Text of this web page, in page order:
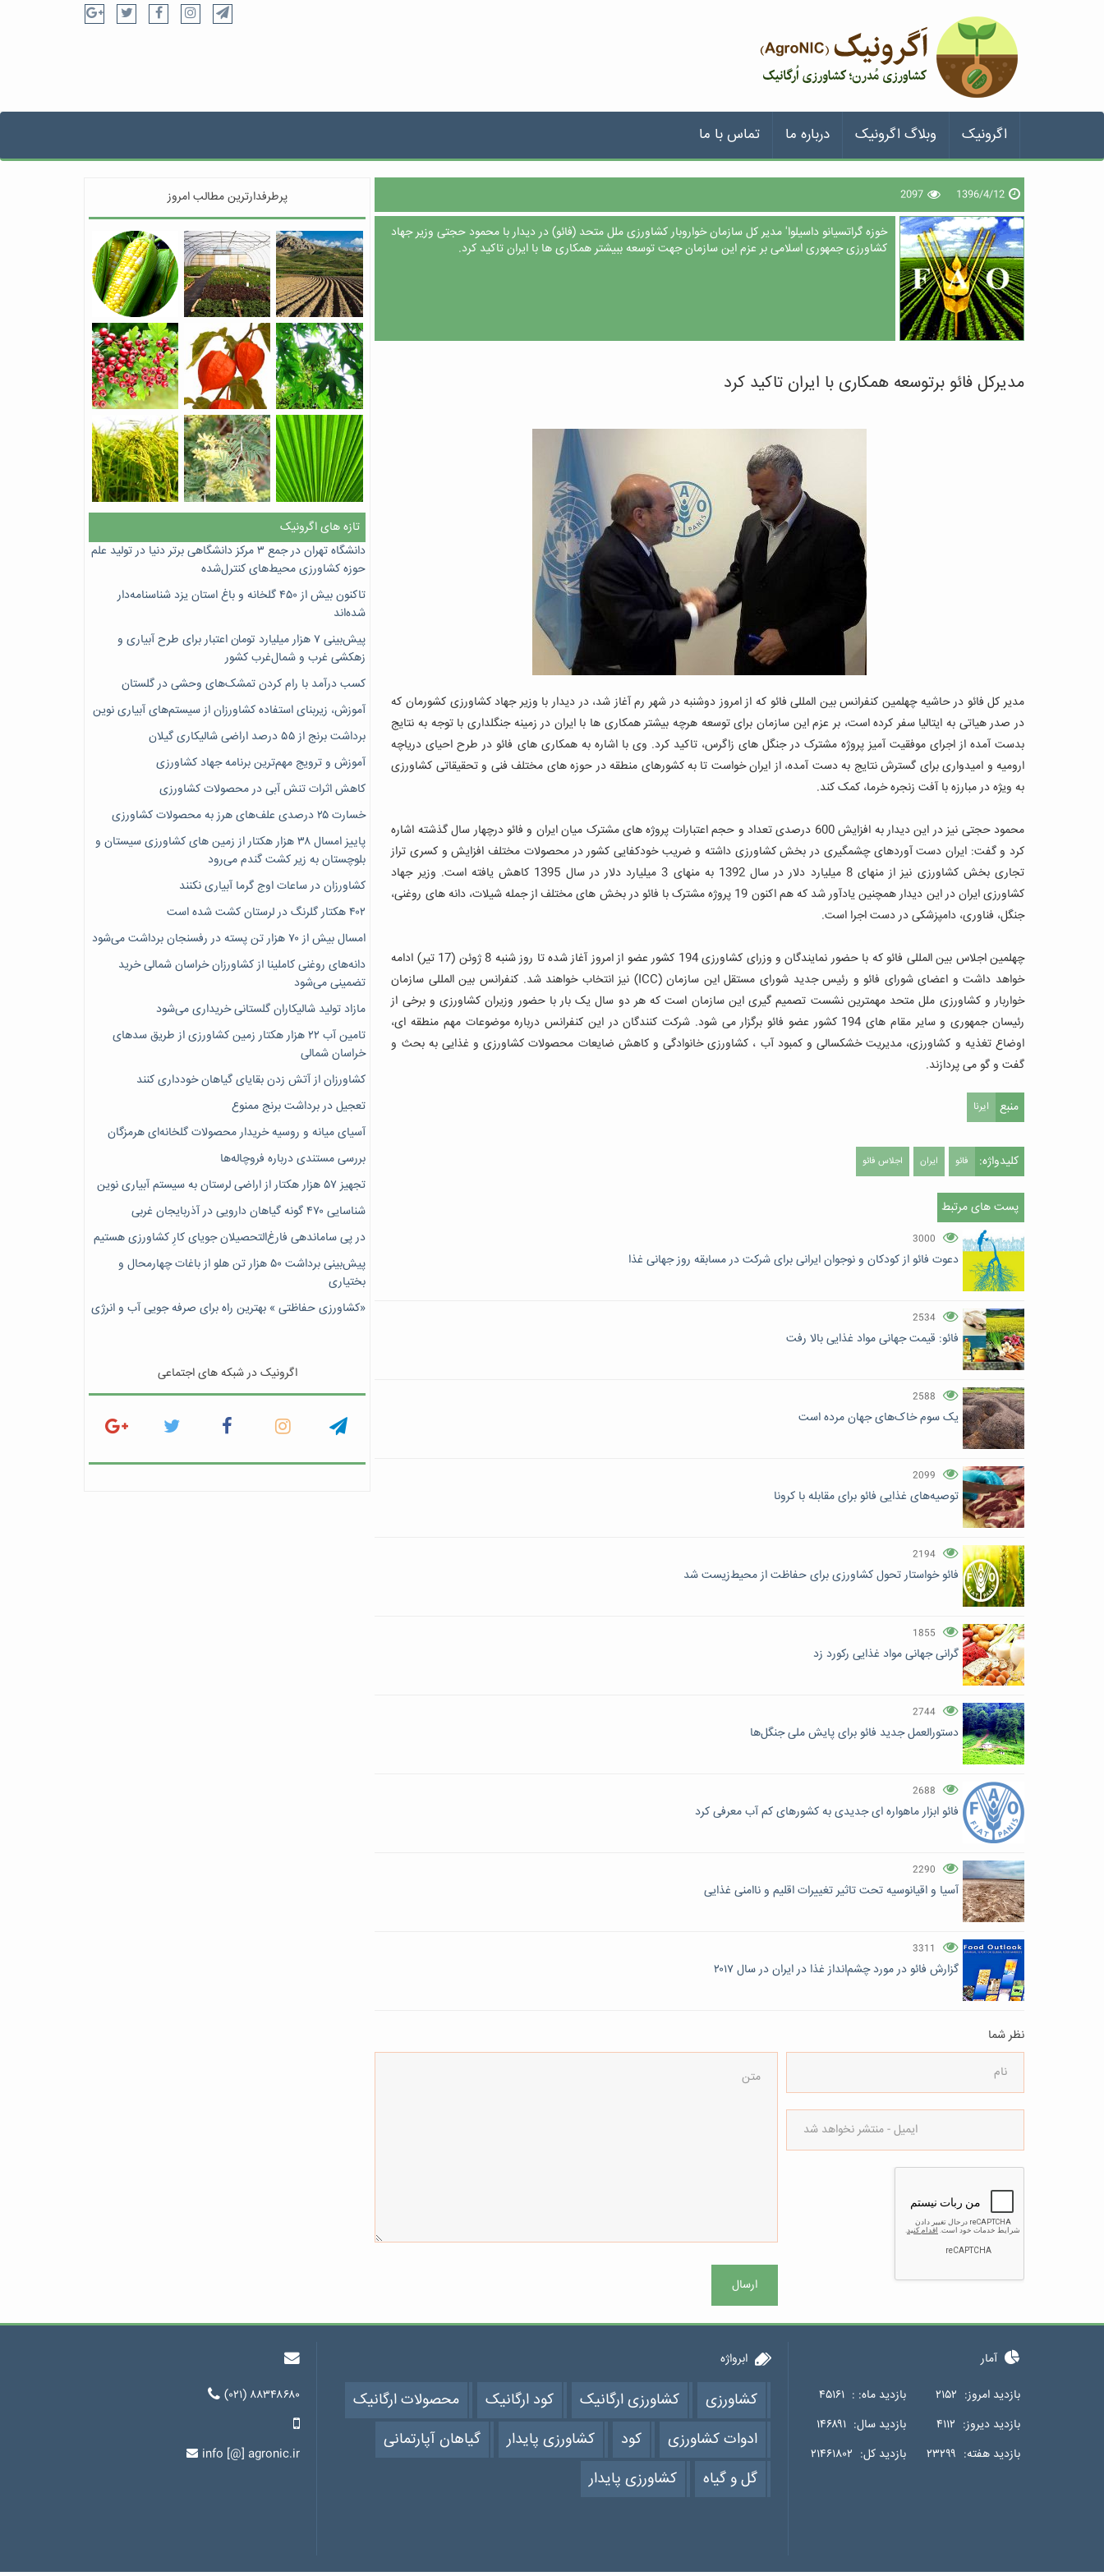
اگرونیک وبلاگ اگرونیک درباره ما تماس با ما
1396/4/12
2097
خوزه گراتسیانو داسیلوا' مدیر کل سازمان خواروبار کشاورزی ملل متحد (فائو) در دیدار با محمود حجتی وزیر جهاد
کشاورزی جمهوری اسلامی بر عزم این سازمان جهت توسعه ببیشتر همکاری ها با ایران تاکید کرد.
مدیرکل فائو برتوسعه همکاری با ایران تاکید کرد
مدیر کل فائو در حاشیه چهلمین کنفرانس بین المللی فائو که از امروز دوشنبه در شهر رم آغاز شد، در دیدار با وزیر جهاد کشاورزی کشورمان که
در صدر هیاتی به ایتالیا سفر کرده است، بر عزم این سازمان برای توسعه هرچه بیشتر همکاری ها با ایران در زمینه جنگلداری با توجه به نتایج
بدست آمده از اجرای موفقیت آمیز پروژه مشترک در جنگل های زاگرس، تاکید کرد. وی با اشاره به همکاری های فائو در طرح احیای دریاچه
ارومیه و امیدواری برای گسترش نتایج به دست آمده، از ایران خواست تا به کشورهای منطقه در حوزه های مختلف فنی و تحقیقاتی کشاورزی
به ویژه در مبارزه با آفت زنجره خرما، کمک کند.
محمود حجتی نیز در این دیدار به افزایش 600 درصدی تعداد و حجم اعتبارات پروژه های مشترک میان ایران و فائو درچهار سال گذشته اشاره
کرد و گفت: ایران دست آوردهای چشمگیری در بخش کشاورزی داشته و ضریب خودکفایی کشور در محصولات مختلف افزایش و کسری تراز
تجاری بخش کشاورزی نیز از منهای 8 میلیارد دلار در سال 1392 به منهای 3 میلیارد دلار در سال 1395 کاهش یافته است. وزیر جهاد
کشاورزی ایران در این دیدار همچنین یادآور شد که هم اکنون 19 پروژه مشترک با فائو در بخش های مختلف از جمله شیلات، دانه های روغنی،
جنگل، فناوری، دامپزشکی در دست اجرا است.
چهلمین اجلاس بین المللی فائو که با حضور نمایندگان و وزرای کشاورزی 194 کشور عضو از امروز آغاز شده تا روز شنبه 8 ژوئن (17 تیر) ادامه
خواهد داشت و اعضای شورای فائو و رئیس جدید شورای مستقل این سازمان (ICC) نیز انتخاب خواهند شد. کنفرانس بین المللی سازمان
خواربار و کشاورزی ملل متحد مهمترین نشست تصمیم گیری این سازمان است که هر دو سال یک بار با حضور وزیران کشاورزی و برخی از
رئیسان جمهوری و سایر مقام های 194 کشور عضو فائو برگزار می شود. شرکت کنندگان در این کنفرانس درباره موضوعات مهم منطقه ‌ای،
اوضاع تغذیه و کشاورزی، مدیریت خشکسالی و کمبود آب ، کشاورزی خانوادگی و کاهش ضایعات محصولات کشاورزی و غذایی به بحث و
گفت و گو می پردازند.
منبع ایرنا
کلیدواژه: فائو ایران اجلاس فائو
پست های مرتبط
3000
دعوت فائو از کودکان و نوجوان ایرانی برای شرکت در مسابقه روز جهانی غذا
2534
فائو: قیمت جهانی مواد غذایی بالا رفت
2588
یک سوم خاک‌های جهان مرده است
2099
توصیه‌های غذایی فائو برای مقابله با کرونا
2194
فائو خواستار تحول کشاورزی برای حفاظت از محیط‌زیست شد
1855
گرانی جهانی مواد غذایی رکورد زد
2744
دستورالعمل‌ جدید فائو برای پایش ملی جنگل‌ها
2688
فائو ابزار ماهواره ای جدیدی به کشورهای کم آب معرفی کرد
2290
آسیا و اقیانوسیه تحت تاثیر تغییرات اقلیم و ناامنی غذایی
3311
گزارش فائو در مورد چشم‌انداز غذا در ایران در سال ۲۰۱۷
نظر شما
ارسال
پرطرفدارترین مطالب امروز
تازه های اگرونیک
دانشگاه تهران در جمع ۳ مرکز دانشگاهی برتر دنیا در تولید علم
حوزه کشاورزی محیط‌های کنترل‌شده
تاکنون بیش از ۴۵۰ گلخانه و باغ استان یزد شناسنامه‌دار
شده‌اند
پیش‌بینی ۷‌ هزار میلیارد تومان اعتبار برای طرح آبیاری و
زهکشی غرب و شمال‌غرب کشور
کسب درآمد با رام کردن تمشک‌های وحشی در گلستان
آموزش، زیربنای استفاده کشاورزان از سیستم‌های آبیاری نوین
برداشت برنج از ۵۵ درصد اراضی شالیکاری گیلان
آموزش و ترویج مهم‌ترین برنامه جهاد کشاورزی
کاهش اثرات تنش آبی در محصولات کشاورزی
خسارت ۲۵ درصدی علف‌های هرز به محصولات کشاورزی
پاییز امسال ۳۸ هزار هکتار از زمین های کشاورزی سیستان و
بلوچستان به زیر کشت گندم می‌رود
کشاورزان در ساعات اوج گرما آبیاری نکنند
۴۰۲ هکتار گلرنگ در لرستان کشت شده است
امسال بیش از ۷۰ هزار تن پسته در رفسنجان برداشت می‌شود
دانه‌های روغنی کاملینا از کشاورزان خراسان شمالی خرید
تضمینی می‌شود
مازاد تولید شالیکاران گلستانی خریداری می‌شود
تامین آب ۲۲ هزار هکتار زمین کشاورزی از طریق سدهای
خراسان شمالی
کشاورزان از آتش زدن بقایای گیاهان خودداری کنند
تعجیل در برداشت برنج ممنوع
آسیای میانه و روسیه خریدار محصولات گلخانه‌ای هرمزگان
بررسی مستندی درباره فروچاله‌ها
تجهیز ۵۷ هزار هکتار از اراضی لرستان به سیستم آبیاری نوین
شناسایی ۴۷٠ گونه گیاهان دارویی در آذربایجان غربی
در پی ساماندهی فارغ‌التحصیلان جویای کارِ کشاورزی هستیم
پیش‎‌بینی برداشت ۵۰ هزار تن هلو از باغات چهارمحال و
بختیاری
«کشاورزی حفاظتی » بهترین راه برای صرفه جویی آب و انرژی
اگرونیک در شبکه های اجتماعی
(۰۲۱) ۸۸۳۴۸۶۸۰
info [@] agronic.ir
ابرواژه
کشاورزی کشاورزی ارگانیک کود ارگانیک
محصولات ارگانیک
ادوات کشاورزی
کود کشاورزی پایدار
گیاهان آپارتمانی
گل و گیاه
کشاورزی پایدار
آمار
بازدید امروز: ۲۱۵۲ بازدید ماه: : ۴۵۱۶۱
بازدید دیروز: ۴۱۱۲ بازدید سال: ۱۴۶۸۹۱
بازدید هفته: ۲۳۲۹۹ بازدید کل: ۲۱۴۶۱۸۰۲